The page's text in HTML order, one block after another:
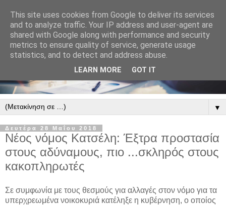
▼
Δευτέρα 28 Μαΐου 2018
Νέος νόμος Κατσέλη: Έξτρα προστασία
στους αδύναμους, πιο ...σκληρός στους
κακοπληρωτές
Σε συμφωνία με τους θεσμούς για αλλαγές στον νόμο για τα
υπερχρεωμένα νοικοκυριά κατέληξε η κυβέρνηση, ο οποίος
This site uses cookies from Google to deliver its services
and to analyze traffic. Your IP address and user-agent are
shared with Google along with performance and security
metrics to ensure quality of service, generate usage
statistics, and to detect and address abuse.
LEARN MORE GOT IT